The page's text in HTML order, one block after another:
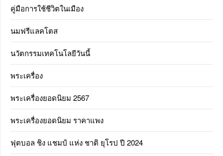
คู่มือการใช้ชีวิตในเมือง
นมฟรีแลคโตส
นวัตกรรมเทคโนโลยีวันนี้
พระเครื่อง
พระเครื่องยอดนิยม 2567
พระเครื่องยอดนิยม ราคาแพง
ฟุตบอล ชิง แชมป์ แห่ง ชาติ ยุโรป ปี 2024